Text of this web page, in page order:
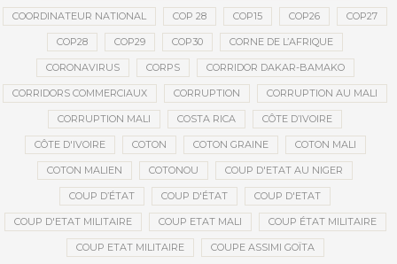
COORDINATEUR NATIONAL COP 28 COP15 COP26 COP27
COP28 COP29 COP30 CORNE DE L’AFRIQUE
CORONAVIRUS CORPS CORRIDOR DAKAR-BAMAKO
CORRIDORS COMMERCIAUX CORRUPTION CORRUPTION AU MALI
CORRUPTION MALI COSTA RICA CÔTE D’IVOIRE
CÔTE D'IVOIRE COTON COTON GRAINE COTON MALI
COTON MALIEN COTONOU COUP D'ETAT AU NIGER
COUP D’ÉTAT COUP D'ÉTAT COUP D'ETAT
COUP D'ETAT MILITAIRE COUP ETAT MALI COUP ÉTAT MILITAIRE
COUP ETAT MILITAIRE COUPE ASSIMI GOÏTA